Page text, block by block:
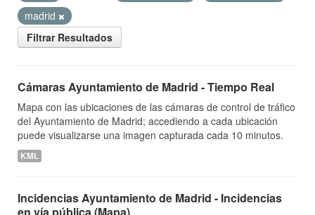
madrid
Filtrar Resultados
Cámaras Ayuntamiento de Madrid - Tiempo Real
Mapa con las ubicaciones de las cámaras de control de tráfico
del Ayuntamiento de Madrid; accediendo a cada ubicación
puede visualizarse una imagen capturada cada 10 minutos.
KML
Incidencias Ayuntamiento de Madrid - Incidencias